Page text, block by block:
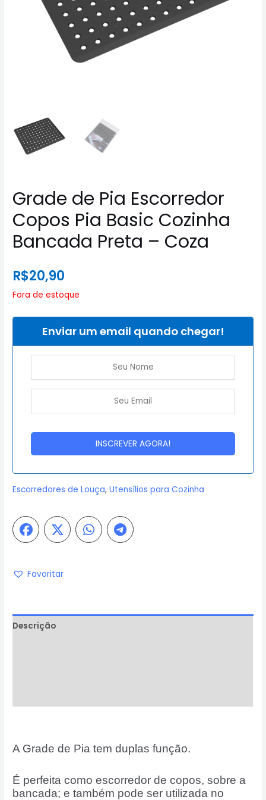
Grade de Pia Escorredor
Copos Pia Basic Cozinha
Bancada Preta – Coza
R$20,90
Fora de estoque
Enviar um email quando chegar!
Escorredores de Louça,Utensílios para Cozinha
Favoritar
Descrição
A Grade de Pia tem duplas função.
É perfeita como escorredor de copos, sobre a
bancada; e também pode ser utilizada no